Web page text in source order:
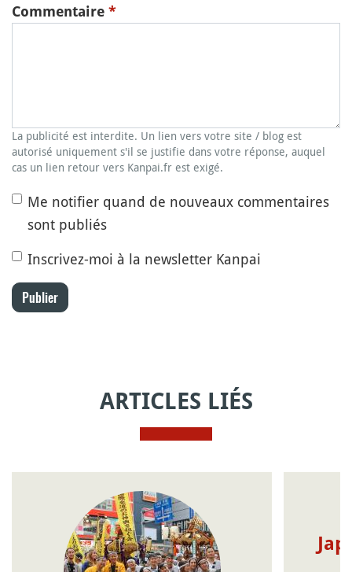
Commentaire *
La publicité est interdite. Un lien vers votre site / blog est
autorisé uniquement s'il se justifie dans votre réponse, auquel
cas un lien retour vers Kanpai.fr est exigé.
Me notifier quand de nouveaux commentaires
sont publiés
Inscrivez-moi à la newsletter Kanpai
Publier
ARTICLES LIÉS